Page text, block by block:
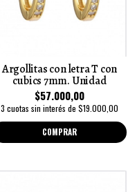
Argollitas con letra T con
cubics 7mm. Unidad
$57.000,00
3 cuotas sin interés de $19.000,00
COMPRAR